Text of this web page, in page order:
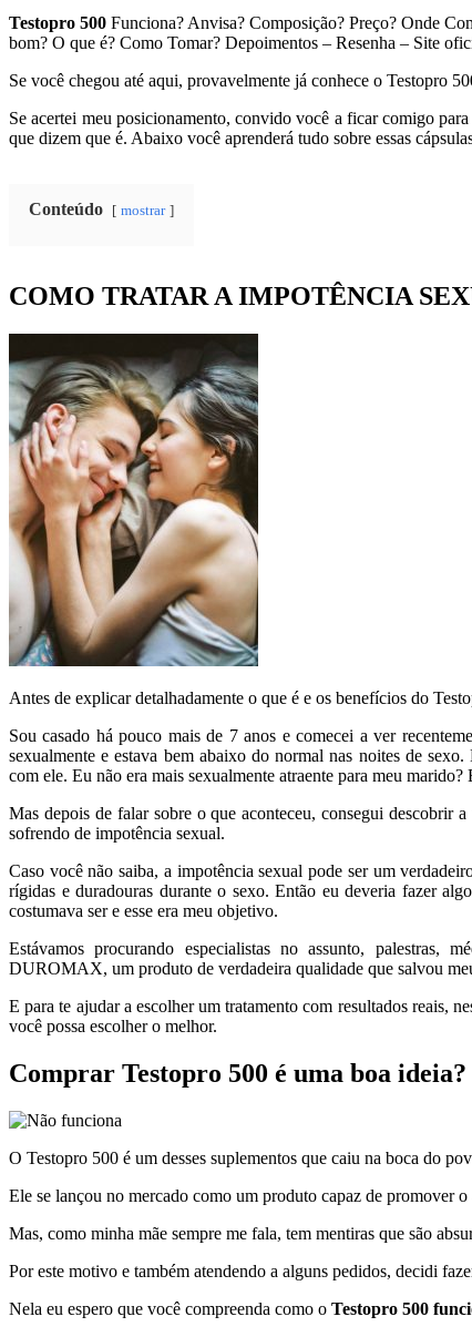
Testopro 500 Funciona? Anvisa? Composição? Preço? Onde
bom? O que é? Como Tomar? Depoimentos – Resenha – Site
Se você chegou até aqui, provavelmente já conhece o Testopro
Se acertei meu posicionamento, convido você a ficar comigo
que dizem que é. Abaixo você aprenderá tudo sobre essas
Conteúdo mostrar
COMO TRATAR A IMPOTÊNCIA
Antes de explicar detalhadamente o que é e os benefícios do
Sou casado há pouco mais de 7 anos e comecei a ver
sexualmente e estava bem abaixo do normal nas noites de
com ele. Eu não era mais sexualmente atraente para meu
Mas depois de falar sobre o que aconteceu, consegui descobrir
sofrendo de impotência sexual.
Caso você não saiba, a impotência sexual pode ser um
rígidas e duradouras durante o sexo. Então eu deveria fazer
costumava ser e esse era meu objetivo.
Estávamos procurando especialistas no assunto,
DUROMAX, um produto de verdadeira qualidade que salvou
E para te ajudar a escolher um tratamento com resultados reais,
você possa escolher o melhor.
Comprar Testopro 500 é uma boa ideia?
O Testopro 500 é um desses suplementos que caiu na boca do
Ele se lançou no mercado como um produto capaz de promover o
Mas, como minha mãe sempre me fala, tem mentiras que são
Por este motivo e também atendendo a alguns pedidos, decidi
Nela eu espero que você compreenda como o Testopro 500